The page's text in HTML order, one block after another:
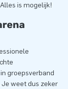
is mogelijk!
groepsverband
weet dus zeker